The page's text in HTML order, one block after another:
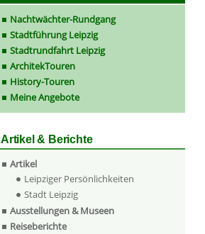
Nachtwächter-Rundgang
Stadtführung Leipzig
Stadtrundfahrt Leipzig
ArchitekTouren
History-Touren
Meine Angebote
Artikel & Berichte
Artikel
Leipziger Persönlichkeiten
Stadt Leipzig
Ausstellungen & Museen
Reiseberichte